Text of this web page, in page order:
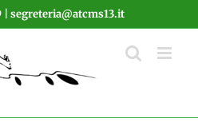
| segreteria@atcms13.it